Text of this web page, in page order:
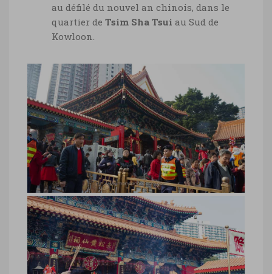
au défilé du nouvel an chinois, dans le
quartier de Tsim Sha Tsui au Sud de
Kowloon.
Hong Kong, temple de Wong Tai Sin
© Marie-Ange Ostre